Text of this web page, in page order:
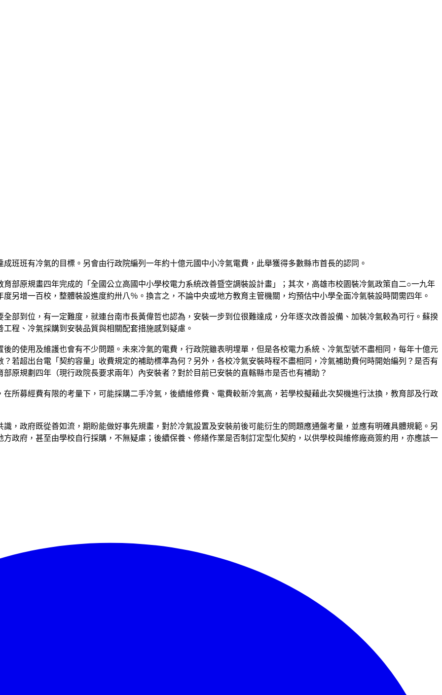
班班有冷氣的目標。另會由行政院編列一年約十億元國中小冷氣電費，此舉獲得多數縣市首長的認同。
部原規畫四年完成的「全國公立高國中小學校電力系統改善暨空調裝設計畫」；其次，高雄市校園裝冷氣政策自二○一九年
另增一百校，整體裝設進度約卅八％。換言之，不論中央或地方教育主管機關，均預估中小學全面冷氣裝設時間需四年。
部到位，有一定難度，就連台南市長黃偉哲也認為，安裝一步到位很難達成，分年逐次改善設備、加裝冷氣較為可行。蘇揆
程、冷氣採購到安裝品質與相關配套措施感到疑慮。
的使用及維護也會有不少問題。未來冷氣的電費，行政院雖表明埋單，但是各校電力系統、冷氣型號不盡相同，每年十億元
若超出台電「契約容量」收費規定的補助標準為何？另外，各校冷氣安裝時程不盡相同，冷氣補助費何時開始編列？是否有
原規劃四年（現行政院長要求兩年）內安裝者？對於目前已安裝的直轄縣市是否也有補助？
所募經費有限的考量下，可能採購二手冷氣，後續維修費、電費較新冷氣高，若學校擬藉此次契機進行汰換，教育部及行政
，政府既從善如流，期盼能做好事先規畫，對於冷氣設置及安裝前後可能衍生的問題應通盤考量，並應有明確具體規範。另
政府，甚至由學校自行採購，不無疑慮；後續保養、修繕作業是否制訂定型化契約，以供學校與維修廠商簽約用，亦應該一